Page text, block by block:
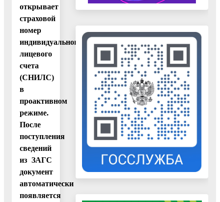
открывает
страховой
номер
индивидуального
лицевого
счета
(СНИЛС)
в
проактивном
режиме.
После
поступления
сведений
из ЗАГС
документ
автоматически
появляется